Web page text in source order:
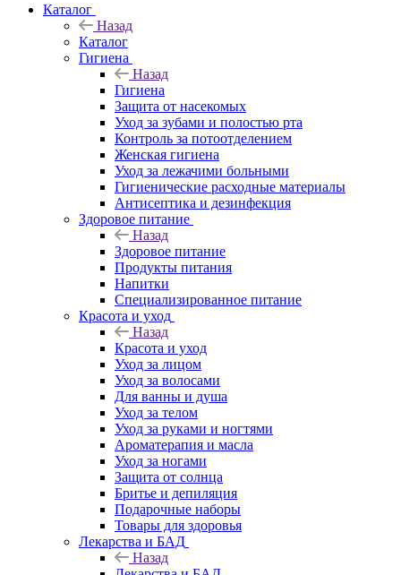
Каталог
Назад
Каталог
Гигиена
Назад
Гигиена
Защита от насекомых
Уход за зубами и полостью рта
Контроль за потоотделением
Женская гигиена
Уход за лежачими больными
Гигиенические расходные материалы
Антисептика и дезинфекция
Здоровое питание
Назад
Здоровое питание
Продукты питания
Напитки
Специализированное питание
Красота и уход
Назад
Красота и уход
Уход за лицом
Уход за волосами
Для ванны и душа
Уход за телом
Уход за руками и ногтями
Ароматерапия и масла
Уход за ногами
Защита от солнца
Бритье и депиляция
Подарочные наборы
Товары для здоровья
Лекарства и БАД
Назад